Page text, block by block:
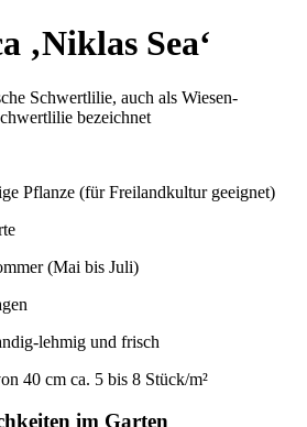
‚Niklas Sea‘
Schwertlilie, auch als Wiesen-
bezeichnet
Pflanze (für Freilandkultur geeignet)
(Mai bis Juli)
lehmig und frisch
40 cm ca. 5 bis 8 Stück/m²
im Garten